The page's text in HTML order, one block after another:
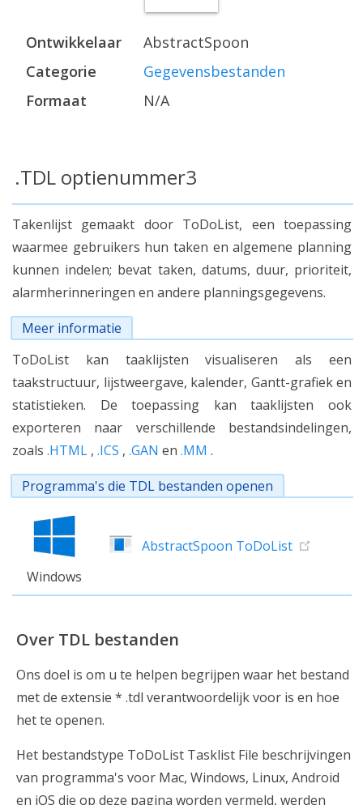
Ontwikkelaar
AbstractSpoon
Categorie
Gegevensbestanden
Formaat
N/A
.TDL optienummer3
Takenlijst gemaakt door ToDoList, een toepassing
waarmee gebruikers hun taken en algemene planning
kunnen indelen; bevat taken, datums, duur, prioriteit,
alarmherinneringen en andere planningsgegevens.
Meer informatie
ToDoList kan taaklijsten visualiseren als een
taakstructuur, lijstweergave, kalender, Gantt-grafiek en
statistieken. De toepassing kan taaklijsten ook
exporteren naar verschillende bestandsindelingen,
zoals .HTML , .ICS , .GAN en .MM .
Programma's die TDL bestanden openen
Windows
AbstractSpoon ToDoList
Over TDL bestanden
Ons doel is om u te helpen begrijpen waar het bestand
met de extensie * .tdl verantwoordelijk voor is en hoe
het te openen.
Het bestandstype ToDoList Tasklist File beschrijvingen
van programma's voor Mac, Windows, Linux, Android
en iOS die op deze pagina worden vermeld, werden